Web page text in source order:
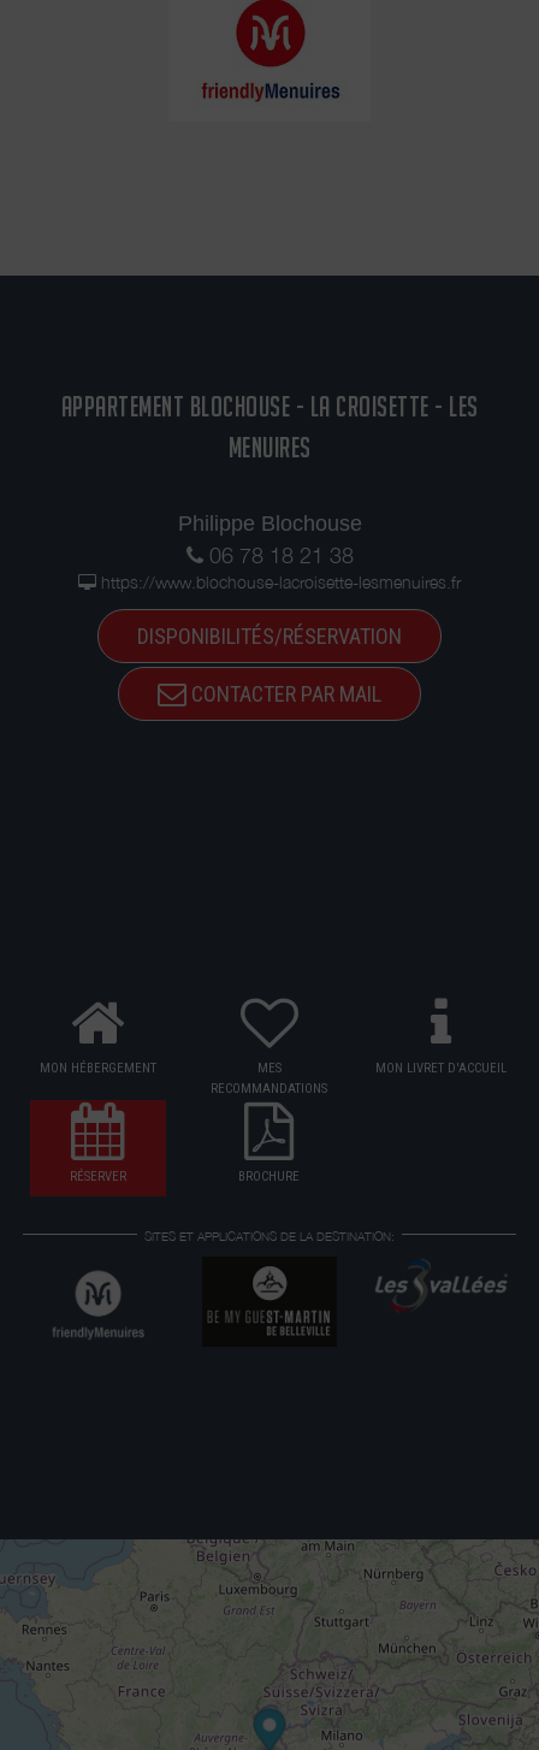
APPARTEMENT BLOCHOUSE - LA CROISETTE - LES
MENUIRES
Philippe Blochouse
06 78 18 21 38
https://www.blochouse-lacroisette-lesmenuires.fr
DISPONIBILITÉS/RÉSERVATION
CONTACTER PAR MAIL
MON HÉBERGEMENT
MES
RECOMMANDATIONS
MON LIVRET D'ACCUEIL
RÉSERVER BROCHURE
SITES ET APPLICATIONS DE LA DESTINATION: